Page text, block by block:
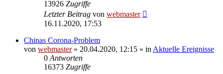
13926 Zugriffe
Letzter Beitrag von webmaster
16.11.2020, 17:53
Chinas Corona-Problem
von webmaster» 20.04.2020, 12:15 » in Aktuelle Ereignisse
0 Antworten
16373 Zugriffe